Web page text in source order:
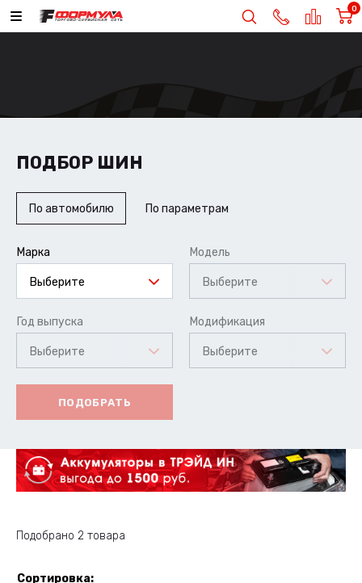
0
ПОДБОР ШИН
По автомобилю По параметрам
Марка
Выберите
Модель
Выберите
Год выпуска
Выберите
Модификация
Выберите
ПОДОБРАТЬ
Подобрано 2 товара
Сортировка: